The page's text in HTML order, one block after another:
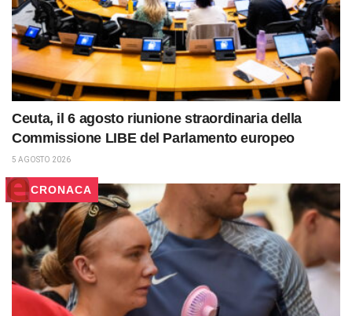
Ceuta, il 6 agosto riunione straordinaria della
Commissione LIBE del Parlamento europeo
5 AGOSTO 2026
CRONACA